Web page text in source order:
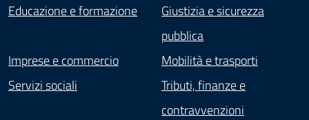
Educazione e formazione
Giustizia e sicurezza
pubblica
Imprese e commercio
Mobilità e trasporti
Servizi sociali
Tributi, finanze e
contravvenzioni